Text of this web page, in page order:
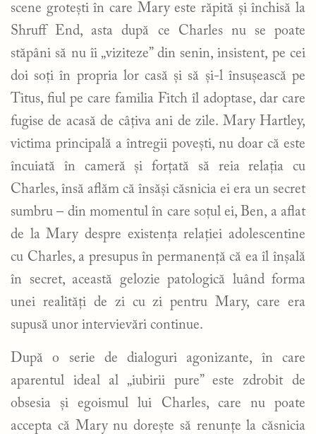
scene grotești în care Mary este răpită și închisă la
Shruff End, asta după ce Charles nu se poate
stăpâni să nu îi „viziteze” din senin, insistent, pe cei
doi soți în propria lor casă și să și-l însușească pe
Titus, fiul pe care familia Fitch îl adoptase, dar care
fugise de acasă de câțiva ani de zile. Mary Hartley,
victima principală a întregii povești, nu doar că este
încuiată în cameră și forțată să reia relația cu
Charles, însă aflăm că însăși căsnicia ei era un secret
sumbru – din momentul în care soțul ei, Ben, a aflat
de la Mary despre existența relației adolescentine
cu Charles, a presupus în permanență că ea îl înșală
în secret, această gelozie patologică luând forma
unei realități de zi cu zi pentru Mary, care era
supusă unor intervievări continue.
După o serie de dialoguri agonizante, în care
aparentul ideal al „iubirii pure” este zdrobit de
obsesia și egoismul lui Charles, care nu poate
accepta că Mary nu dorește să renunțe la căsnicia